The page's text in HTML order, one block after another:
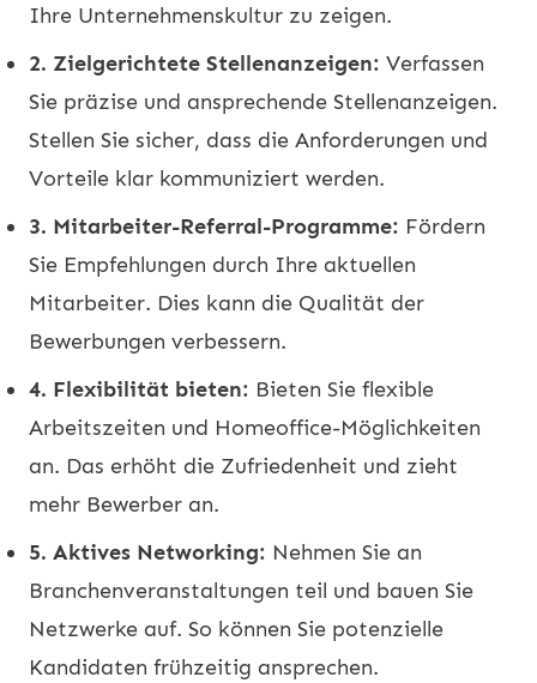
Ihre Unternehmenskultur zu zeigen.
2. Zielgerichtete Stellenanzeigen: Verfassen
Sie präzise und ansprechende Stellenanzeigen.
Stellen Sie sicher, dass die Anforderungen und
Vorteile klar kommuniziert werden.
3. Mitarbeiter-Referral-Programme: Fördern
Sie Empfehlungen durch Ihre aktuellen
Mitarbeiter. Dies kann die Qualität der
Bewerbungen verbessern.
4. Flexibilität bieten: Bieten Sie flexible
Arbeitszeiten und Homeoffice-Möglichkeiten
an. Das erhöht die Zufriedenheit und zieht
mehr Bewerber an.
5. Aktives Networking: Nehmen Sie an
Branchenveranstaltungen teil und bauen Sie
Netzwerke auf. So können Sie potenzielle
Kandidaten frühzeitig ansprechen.